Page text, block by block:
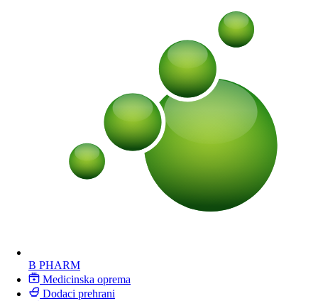
B PHARM
Medicinska oprema
Dodaci prehrani